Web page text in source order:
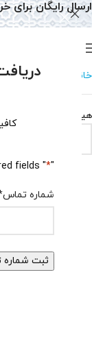
"
*
" indicates required fields
شماره تماس
خانه سرویس و نیم
هیچ محصولی یافت
ارسال رایگان برای خرید بالای